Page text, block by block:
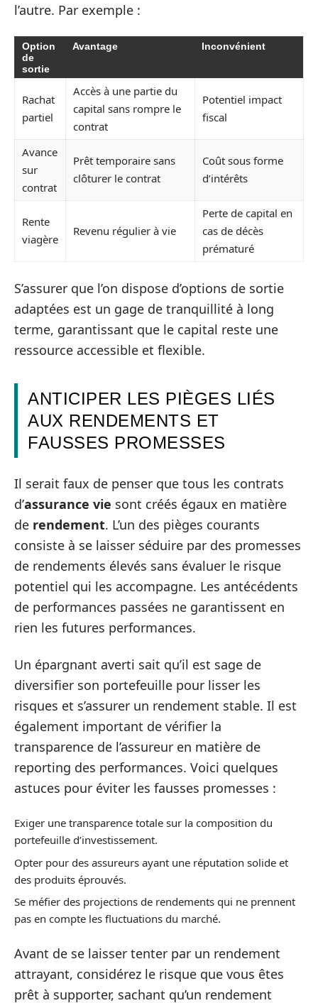
l’autre. Par exemple :
Option
de
sortie
Avantage Inconvénient
Rachat
partiel
Accès à une partie du
capital sans rompre le
contrat
Potentiel impact
fiscal
Avance
sur
contrat
Prêt temporaire sans
clôturer le contrat
Coût sous forme
d’intérêts
Rente
viagère
Revenu régulier à vie
Perte de capital en
cas de décès
prématuré
S’assurer que l’on dispose d’options de sortie
adaptées est un gage de tranquillité à long
terme, garantissant que le capital reste une
ressource accessible et flexible.
ANTICIPER LES PIÈGES LIÉS
AUX RENDEMENTS ET
FAUSSES PROMESSES
Il serait faux de penser que tous les contrats
d’assurance vie sont créés égaux en matière
de rendement. L’un des pièges courants
consiste à se laisser séduire par des promesses
de rendements élevés sans évaluer le risque
potentiel qui les accompagne. Les antécédents
de performances passées ne garantissent en
rien les futures performances.
Un épargnant averti sait qu’il est sage de
diversifier son portefeuille pour lisser les
risques et s’assurer un rendement stable. Il est
également important de vérifier la
transparence de l’assureur en matière de
reporting des performances. Voici quelques
astuces pour éviter les fausses promesses :
Exiger une transparence totale sur la composition du
portefeuille d’investissement.
Opter pour des assureurs ayant une réputation solide et
des produits éprouvés.
Se méfier des projections de rendements qui ne prennent
pas en compte les fluctuations du marché.
Avant de se laisser tenter par un rendement
attrayant, considérez le risque que vous êtes
prêt à supporter, sachant qu’un rendement